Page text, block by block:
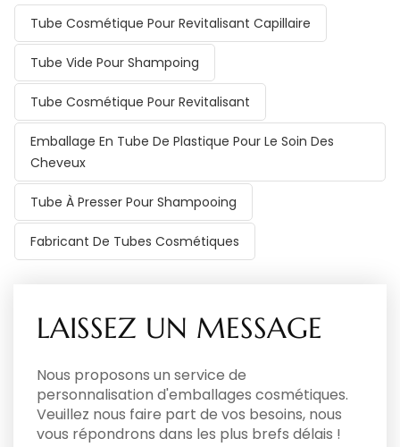
Tube Cosmétique Pour Revitalisant Capillaire
Tube Vide Pour Shampoing
Tube Cosmétique Pour Revitalisant
Emballage En Tube De Plastique Pour Le Soin Des
Cheveux
Tube À Presser Pour Shampooing
Fabricant De Tubes Cosmétiques
LAISSEZ UN MESSAGE
Nous proposons un service de
personnalisation d'emballages cosmétiques.
Veuillez nous faire part de vos besoins, nous
vous répondrons dans les plus brefs délais !